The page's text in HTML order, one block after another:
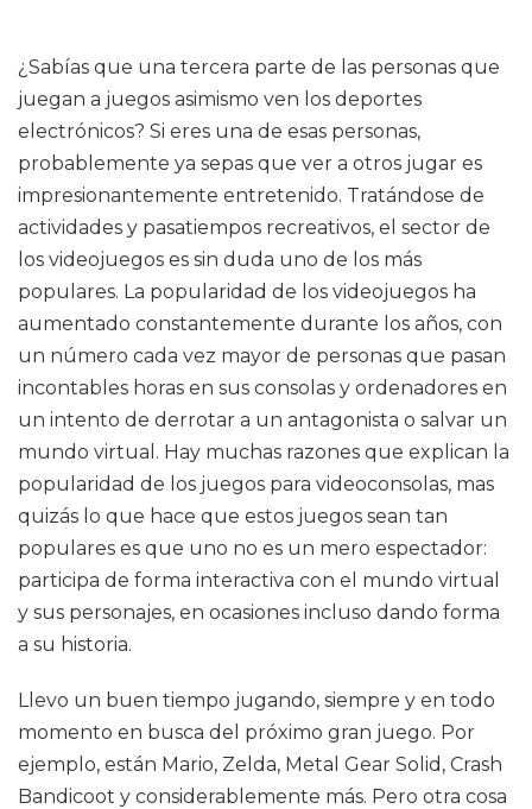
¿Sabías que una tercera parte de las personas que
juegan a juegos asimismo ven los deportes
electrónicos? Si eres una de esas personas,
probablemente ya sepas que ver a otros jugar es
impresionantemente entretenido. Tratándose de
actividades y pasatiempos recreativos, el sector de
los videojuegos es sin duda uno de los más
populares. La popularidad de los videojuegos ha
aumentado constantemente durante los años, con
un número cada vez mayor de personas que pasan
incontables horas en sus consolas y ordenadores en
un intento de derrotar a un antagonista o salvar un
mundo virtual. Hay muchas razones que explican la
popularidad de los juegos para videoconsolas, mas
quizás lo que hace que estos juegos sean tan
populares es que uno no es un mero espectador:
participa de forma interactiva con el mundo virtual
y sus personajes, en ocasiones incluso dando forma
a su historia.
Llevo un buen tiempo jugando, siempre y en todo
momento en busca del próximo gran juego. Por
ejemplo, están Mario, Zelda, Metal Gear Solid, Crash
Bandicoot y considerablemente más. Pero otra cosa